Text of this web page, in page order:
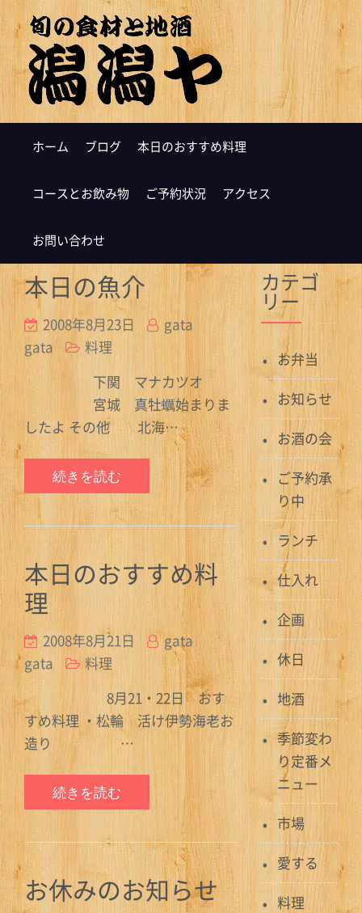
ホーム ブログ 本日のおすすめ料理
コースとお飲み物 ご予約状況 アクセス
お問い合わせ
本日の魚介
2008年8月23日
gata
gata
料理
下関 マナカツオ
宮城 真牡蠣始まりま
したよ その他 北海…
続きを読む
本日のおすすめ料
理
2008年8月21日
gata
gata
料理
8月21・22日 おす
すめ料理 ・松輪 活け伊勢海老お
造り …
続きを読む
お休みのお知らせ
カテゴ
リー
お弁当
お知らせ
お酒の会
ご予約承
り中
ランチ
仕入れ
企画
休日
地酒
季節変わ
り定番メ
ニュー
市場
愛する
料理